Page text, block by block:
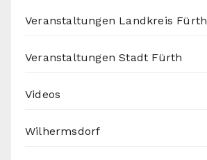
Veranstaltungen Landkreis Fürth
Veranstaltungen Stadt Fürth
Videos
Wilhermsdorf